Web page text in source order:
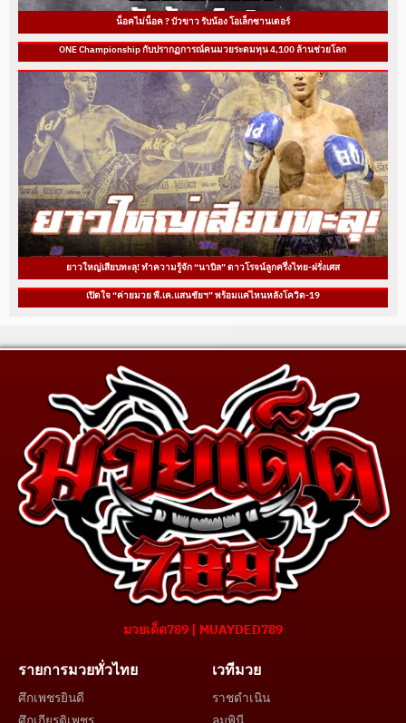
น็อคไม่น็อค ? บัวขาว รับน้อง โอเล็กซานเดอร์
ONE Championship กับปรากฏการณ์คนมวยระดมทุน 4,100 ล้านช่วยโลก
ยาวใหญ่เสียบทะลุ! ทำความรู้จัก “นาบิล” ดาวโรจน์ลูกครึ่งไทย-ฝรั่งเศส
เปิดใจ “ค่ายมวย พี.เค.แสนชัยฯ” พร้อมแค่ไหนหลังโควิด-19
มวยเด็ด789 | MUAYDED789
รายการมวยทั่วไทย
ศึกเพชรยินดี
เวทีมวย
ราชดำเนิน